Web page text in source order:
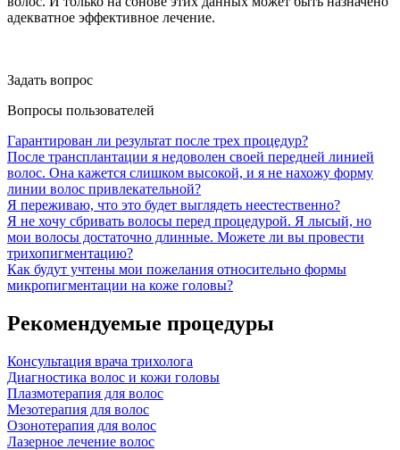
адекватное эффективное лечение.
Задать вопрос
Вопросы пользователей
Гарантирован ли результат после трех процедур?
После трансплантации я недоволен своей передней линией
волос. Она кажется слишком высокой, и я не нахожу форму
линии волос привлекательной?
Я переживаю, что это будет выглядеть неестественно?
Я не хочу сбривать волосы перед процедурой. Я лысый, но
мои волосы достаточно длинные. Можете ли вы провести
трихопигментацию?
Как будут учтены мои пожелания относительно формы
микропигментации на коже головы?
Рекомендуемые процедуры
Консультация врача трихолога
Диагностика волос и кожи головы
Плазмотерапия для волос
Мезотерапия для волос
Озонотерапия для волос
Лазерное лечение волос